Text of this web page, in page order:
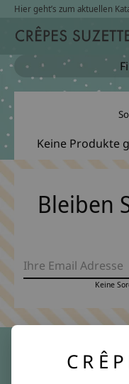
Hier geht’s zum aktuellen
Keine Produkte
Bleiben
Keine